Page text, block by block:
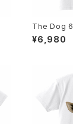
The Dog 6
¥6,980